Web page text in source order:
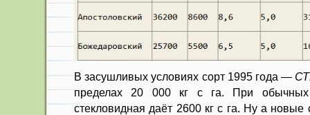
В засушливых условиях сорт 1995 года —
пределах 20 000 кг с га. При обычных
стекловидная даёт 2600 кг с га. Ну а новые